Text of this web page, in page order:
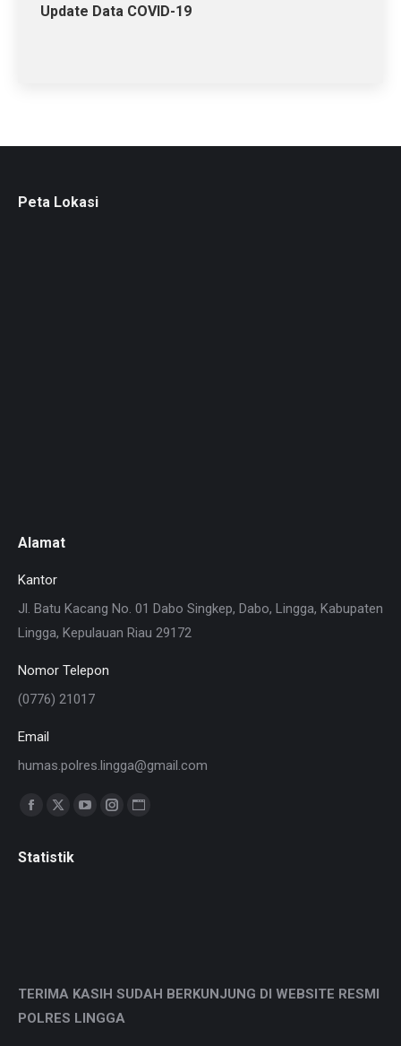
Update Data COVID-19
Peta Lokasi
Alamat
Kantor
Jl. Batu Kacang No. 01 Dabo Singkep, Dabo, Lingga, Kabupaten
Lingga, Kepulauan Riau 29172
Nomor Telepon
(0776) 21017
Email
humas.polres.lingga@gmail.com
Find us on:
Facebook
opens
X
opens
YouTube
Instagram
Website
Statistik
TERIMA KASIH SUDAH BERKUNJUNG DI WEBSITE RESMI
POLRES LINGGA